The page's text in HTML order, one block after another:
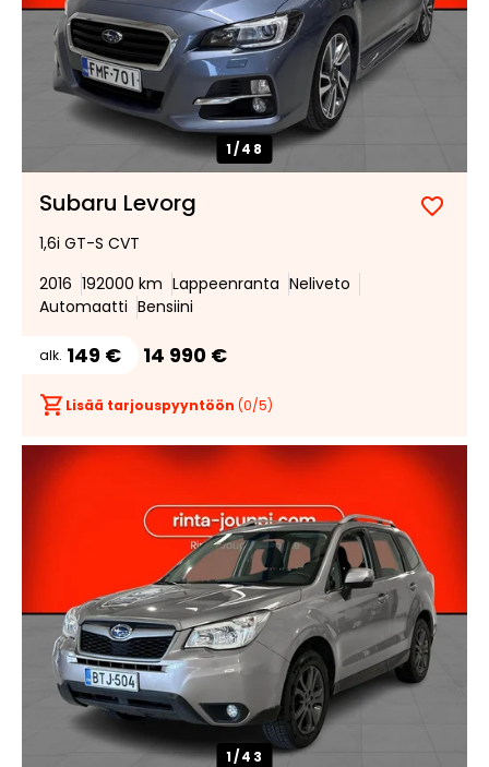
1/48
Subaru Levorg
Lisää
1,6i GT-S CVT
2016 192000 km Lappeenranta Neliveto
Automaatti Bensiini
alk. 149 € 14 990 €
Lisää tarjouspyyntöön (0/5)
1/43